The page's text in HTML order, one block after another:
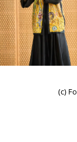
(c)